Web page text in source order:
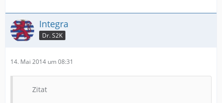
Integra
Dr. S2K
14. Mai 2014 um 08:31
Zitat